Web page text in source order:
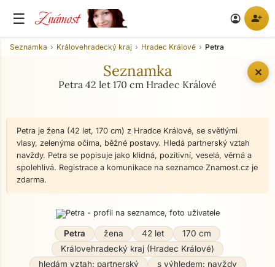
☰ Známost account_circle person_add
✕
Seznamka Královehradecký kraj Hradec Králové Petra
Seznamka
Petra 42 let 170 cm Hradec Králové
Petra je žena (42 let, 170 cm) z Hradce Králové, se světlými
vlasy, zelenýma očima, běžné postavy. Hledá partnerský vztah
navždy. Petra se popisuje jako klidná, pozitivní, veselá, věrná a
spolehlivá. Registrace a komunikace na seznamce Znamost.cz je
zdarma.
Petra žena 42 let
170 cm
Královehradecký kraj (Hradec Králové)
hledám vztah: partnerský
s výhledem: navždy